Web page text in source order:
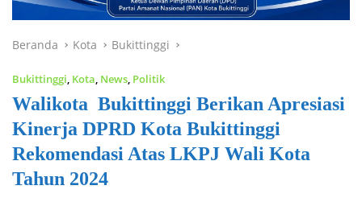
Beranda Kota Bukittinggi
Bukittinggi Kota News Politik
Walikota Bukittinggi Berikan Apresiasi
Kinerja DPRD Kota Bukittinggi
Rekomendasi Atas LKPJ Wali Kota
Tahun 2024